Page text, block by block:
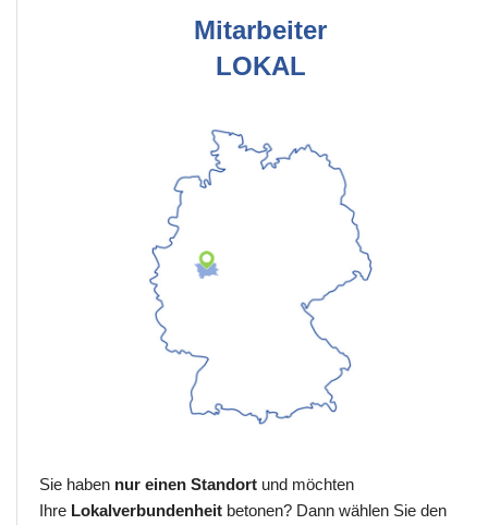
Mitarbeiter
LOKAL
Sie haben nur einen Standort und möchten
Ihre Lokalverbundenheit betonen? Dann wählen Sie den